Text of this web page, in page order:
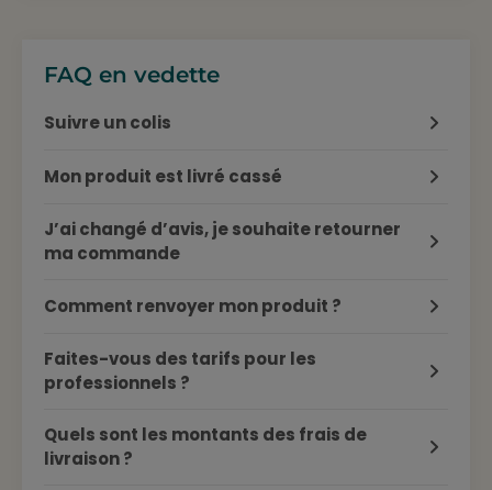
FAQ en vedette
Suivre un colis
Mon produit est livré cassé
J’ai changé d’avis, je souhaite retourner
ma commande
Comment renvoyer mon produit ?
Faites-vous des tarifs pour les
professionnels ?
Quels sont les montants des frais de
livraison ?